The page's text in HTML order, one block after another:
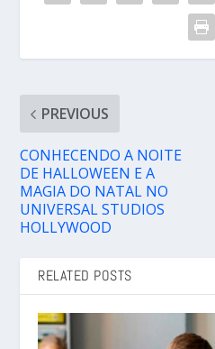
PREVIOUS
CONHECENDO A NOITE
DE HALLOWEEN E A
MAGIA DO NATAL NO
UNIVERSAL STUDIOS
HOLLYWOOD
RELATED POSTS